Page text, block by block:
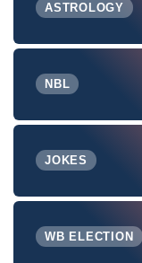
ASTROLOGY
NBL
JOKES
WB ELECTION